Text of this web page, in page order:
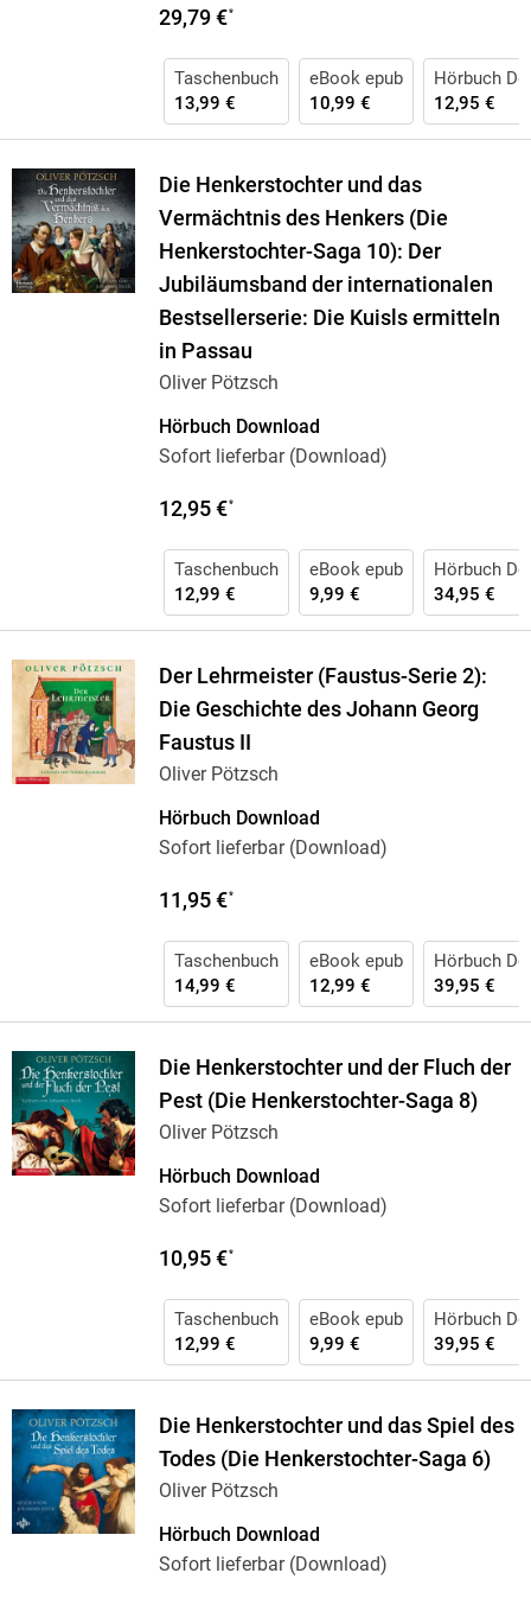
29,79 €*
Taschenbuch
13,99 €
eBook epub
10,99 €
Hörbuch
12,95 €
Die Henkerstochter und das
Vermächtnis des Henkers (Die
Henkerstochter-Saga 10): Der
Jubiläumsband der internationalen
Bestsellerserie: Die Kuisls ermitteln
in Passau
Oliver Pötzsch
Hörbuch Download
Sofort lieferbar (Download)
12,95 €*
Taschenbuch
12,99 €
eBook epub
9,99 €
Hörbuch
34,95 €
Der Lehrmeister (Faustus-Serie 2):
Die Geschichte des Johann Georg
Faustus II
Oliver Pötzsch
Hörbuch Download
Sofort lieferbar (Download)
11,95 €*
Taschenbuch
14,99 €
eBook epub
12,99 €
Hörbuch
39,95 €
Die Henkerstochter und der Fluch der
Pest (Die Henkerstochter-Saga 8)
Oliver Pötzsch
Hörbuch Download
Sofort lieferbar (Download)
10,95 €*
Taschenbuch
12,99 €
eBook epub
9,99 €
Hörbuch
39,95 €
Die Henkerstochter und das Spiel des
Todes (Die Henkerstochter-Saga 6)
Oliver Pötzsch
Hörbuch Download
Sofort lieferbar (Download)